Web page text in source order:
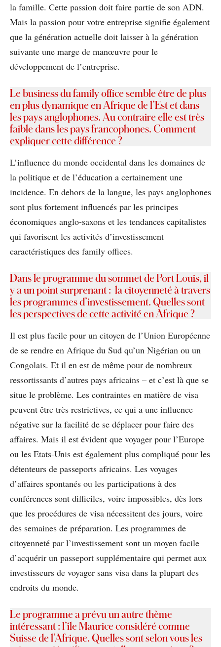
la famille. Cette passion doit faire partie de son ADN.
Mais la passion pour votre entreprise signifie également
que la génération actuelle doit laisser à la génération
suivante une marge de manœuvre pour le
développement de l’entreprise.
Le business du family office semble être de plus
en plus dynamique en Afrique de l’Est et dans
les pays anglophones. Au contraire elle est très
faible dans les pays francophones. Comment
expliquer cette différence ?
L’influence du monde occidental dans les domaines de
la politique et de l’éducation a certainement une
incidence. En dehors de la langue, les pays anglophones
sont plus fortement influencés par les principes
économiques anglo-saxons et les tendances capitalistes
qui favorisent les activités d’investissement
caractéristiques des family offices.
Dans le programme du sommet de Port Louis, il
y a un point surprenant : la citoyenneté à travers
les programmes d’investissement. Quelles sont
les perspectives de cette activité en Afrique ?
Il est plus facile pour un citoyen de l’Union Européenne
de se rendre en Afrique du Sud qu’un Nigérian ou un
Congolais. Et il en est de même pour de nombreux
ressortissants d’autres pays africains – et c’est là que se
situe le problème. Les contraintes en matière de visa
peuvent être très restrictives, ce qui a une influence
négative sur la facilité de se déplacer pour faire des
affaires. Mais il est évident que voyager pour l’Europe
ou les Etats-Unis est également plus compliqué pour les
détenteurs de passeports africains. Les voyages
d’affaires spontanés ou les participations à des
conférences sont difficiles, voire impossibles, dès lors
que les procédures de visa nécessitent des jours, voire
des semaines de préparation. Les programmes de
citoyenneté par l’investissement sont un moyen facile
d’acquérir un passeport supplémentaire qui permet aux
investisseurs de voyager sans visa dans la plupart des
endroits du monde.
Le programme a prévu un autre thème
intéressant : l’île Maurice considéré comme
Suisse de l’Afrique. Quelles sont selon vous les